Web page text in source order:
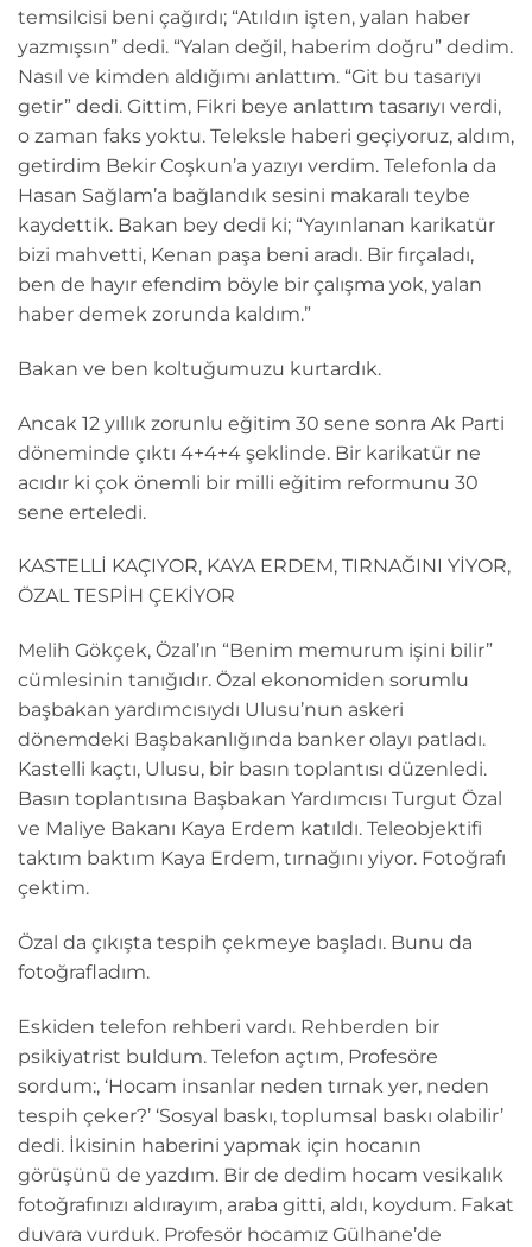
temsilcisi beni çağırdı; “Atıldın işten, yalan haber
yazmışsın” dedi. “Yalan değil, haberim doğru” dedim.
Nasıl ve kimden aldığımı anlattım. “Git bu tasarıyı
getir” dedi. Gittim, Fikri beye anlattım tasarıyı verdi,
o zaman faks yoktu. Teleksle haberi geçiyoruz, aldım,
getirdim Bekir Coşkun’a yazıyı verdim. Telefonla da
Hasan Sağlam’a bağlandık sesini makaralı teybe
kaydettik. Bakan bey dedi ki; “Yayınlanan karikatür
bizi mahvetti, Kenan paşa beni aradı. Bir fırçaladı,
ben de hayır efendim böyle bir çalışma yok, yalan
haber demek zorunda kaldım.”
Bakan ve ben koltuğumuzu kurtardık.
Ancak 12 yıllık zorunlu eğitim 30 sene sonra Ak Parti
döneminde çıktı 4+4+4 şeklinde. Bir karikatür ne
acıdır ki çok önemli bir milli eğitim reformunu 30
sene erteledi.
KASTELLİ KAÇIYOR, KAYA ERDEM, TIRNAĞINI YİYOR,
ÖZAL TESPİH ÇEKİYOR
Melih Gökçek, Özal’ın “Benim memurum işini bilir”
cümlesinin tanığıdır. Özal ekonomiden sorumlu
başbakan yardımcısıydı Ulusu’nun askeri
dönemdeki Başbakanlığında banker olayı patladı.
Kastelli kaçtı, Ulusu, bir basın toplantısı düzenledi.
Basın toplantısına Başbakan Yardımcısı Turgut Özal
ve Maliye Bakanı Kaya Erdem katıldı. Teleobjektifi
taktım baktım Kaya Erdem, tırnağını yiyor. Fotoğrafı
çektim.
Özal da çıkışta tespih çekmeye başladı. Bunu da
fotoğrafladım.
Eskiden telefon rehberi vardı. Rehberden bir
psikiyatrist buldum. Telefon açtım, Profesöre
sordum:, ‘Hocam insanlar neden tırnak yer, neden
tespih çeker?’ ‘Sosyal baskı, toplumsal baskı olabilir’
dedi. İkisinin haberini yapmak için hocanın
görüşünü de yazdım. Bir de dedim hocam vesikalık
fotoğrafınızı aldırayım, araba gitti, aldı, koydum. Fakat
duvara vurduk. Profesör hocamız Gülhane’de